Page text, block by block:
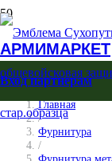
АРМИМАРКЕТ
Вход партнерам
Главная
/
Фурнитура
/